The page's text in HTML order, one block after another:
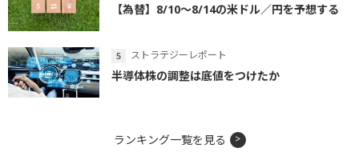
【為替】8/10～8/14の米ドル／円を予想する
ストラテジーレポート
半導体株の調整は底値をつけたか
ランキング一覧を見る